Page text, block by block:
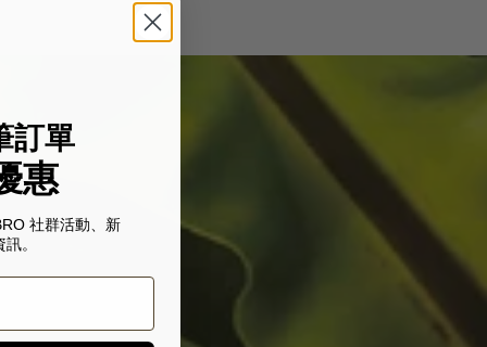
訂單
惠
社群活動、新
。